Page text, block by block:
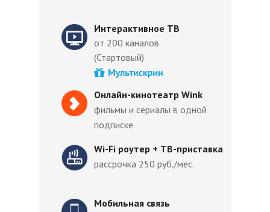
Интерактивное ТВ
от 200 каналов
(Стартовый)
Wi-Fi роутер + ТВ-приставка
рассрочка 250 руб./мес.
Онлайн-кинотеатр Wink
фильмы и сериалы в одной
подписке
Мобильная связь